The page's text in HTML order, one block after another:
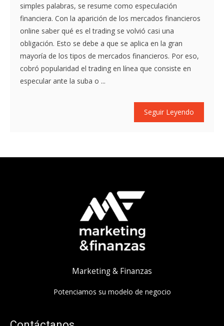
simples palabras, se resume como especulación
financiera. Con la aparición de los mercados financieros
online saber qué es el trading se volvió casi una
obligación. Esto se debe a que se aplica en la gran
mayoría de los tipos de mercados financieros. Por eso,
cobró popularidad el trading en línea que consiste en
especular ante la suba o ...
Seguir Leyendo
Marketing & Finanzas
Potenciamos su modelo de negocio